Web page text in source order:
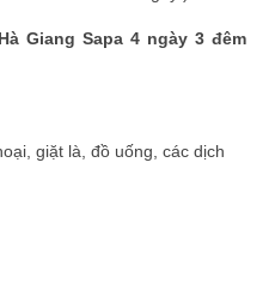
Giang Sapa 4 ngày 3 đêm
giặt là, đồ uống, các dịch